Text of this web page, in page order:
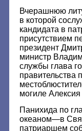
Вчерашнюю
в которой
кандидата в
присутствием
президент
министр
службы глава
правительства
могиле Алексия
Панихида по
океаном—в
патриаршем